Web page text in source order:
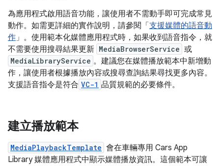
為應用程式啟用語音功能，讓使用者不需動手即可完成常見
動作。如需更詳細的實作說明，請參閱「 支援媒體的語音動
作」。使用範本化媒體應用程式時，如果收到語音指令，就
不需要使用搜尋結果更新 MediaBrowserService 或
MediaLibraryService 。建議您在媒體播放範本中新增動
作，讓使用者根據播放內容或搜尋查詢結果尋找更多內容。
支援語音指令是符合 VC-1 品質規範的必要條件。
建立播放範本
MediaPlaybackTemplate 會在車輛專用 Cars App
Library 媒體應用程式中顯示媒體播放資訊。這個範本可讓